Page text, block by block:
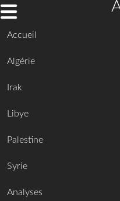
Accueil
Algérie
Irak
Libye
Palestine
Syrie
Analyses